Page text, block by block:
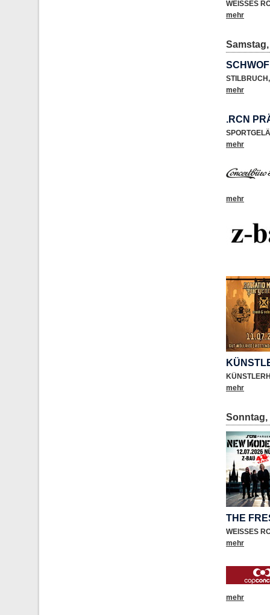
WEISSES
mehr
STILBRUCH,
mehr
.RCN
mehr
mehr
mehr
Sonntag,
THE
WEISSES
mehr
mehr